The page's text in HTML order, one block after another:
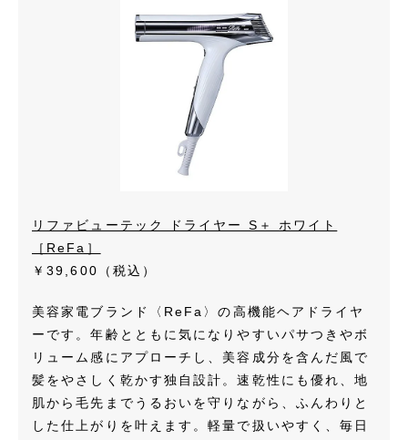
リファビューテック ドライヤー S＋ ホワイト
［ReFa］
￥39,600（税込）
美容家電ブランド〈ReFa〉の高機能ヘアドライヤ
ーです。年齢とともに気になりやすいパサつきやボ
リューム感にアプローチし、美容成分を含んだ風で
髪をやさしく乾かす独自設計。速乾性にも優れ、地
肌から毛先までうるおいを守りながら、ふんわりと
した仕上がりを叶えます。軽量で扱いやすく、毎日